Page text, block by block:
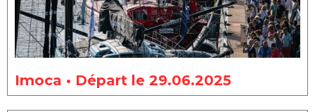
Imoca • Départ le 29.06.2025